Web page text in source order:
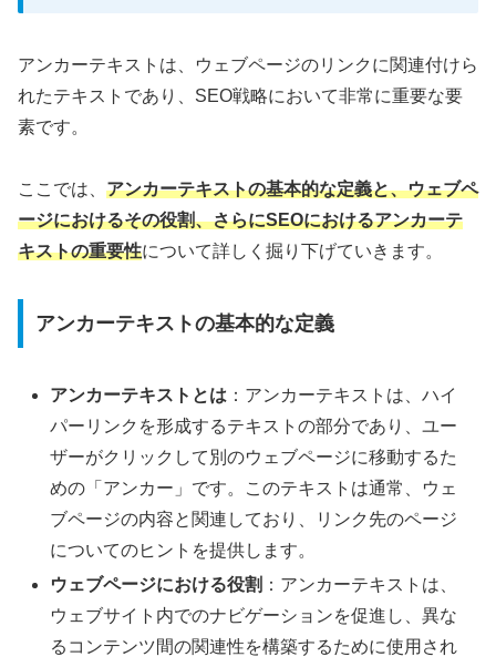
アンカーテキストは、ウェブページのリンクに関連付けら
れたテキストであり、SEO戦略において非常に重要な要
素です。
ここでは、 アンカーテキストの基本的な定義と、ウェブペ
ージにおけるその役割、さらにSEOにおけるアンカーテ
キストの重要性について詳しく掘り下げていきます。
アンカーテキストの基本的な定義
アンカーテキストとは ：アンカーテキストは、ハイ
パーリンクを形成するテキストの部分であり、ユー
ザーがクリックして別のウェブページに移動するた
めの「アンカー」です。このテキストは通常、ウェ
ブページの内容と関連しており、リンク先のページ
についてのヒントを提供します。
ウェブページにおける役割 ：アンカーテキストは、
ウェブサイト内でのナビゲーションを促進し、異な
るコンテンツ間の関連性を構築するために使用され